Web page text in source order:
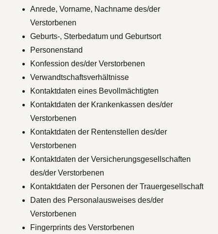
Anrede, Vorname, Nachname des/der
Verstorbenen
Geburts-, Sterbedatum und Geburtsort
Personenstand
Konfession des/der Verstorbenen
Verwandtschaftsverhältnisse
Kontaktdaten eines Bevollmächtigten
Kontaktdaten der Krankenkassen des/der
Verstorbenen
Kontaktdaten der Rentenstellen des/der
Verstorbenen
Kontaktdaten der Versicherungsgesellschaften
des/der Verstorbenen
Kontaktdaten der Personen der Trauergesellschaft
Daten des Personalausweises des/der
Verstorbenen
Fingerprints des Verstorbenen